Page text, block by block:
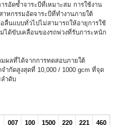
ารอัดซ้ำจาระบีที่เหมาะสม การใช้งาน
หกรรมอัดจาระบีที่ทำงานภายใต้
นแบบทั่วไปไม่สามารถให้อายุการใช้
ได้ขับเคลื่อนของรถพ่วงที่รับภาระหนัก
ผลที่ได้จากการทดสอบภายใต้
ำกัดสูงสุดที่ 10,000 / 1000 gcm ที่จุด
ำดับ
007 100 1500 220 221 460